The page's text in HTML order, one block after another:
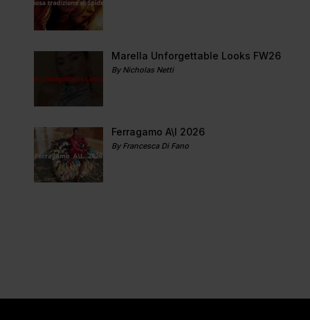
Marella Unforgettable Looks FW26
By Nicholas Netti
Ferragamo A\I 2026
By Francesca Di Fano